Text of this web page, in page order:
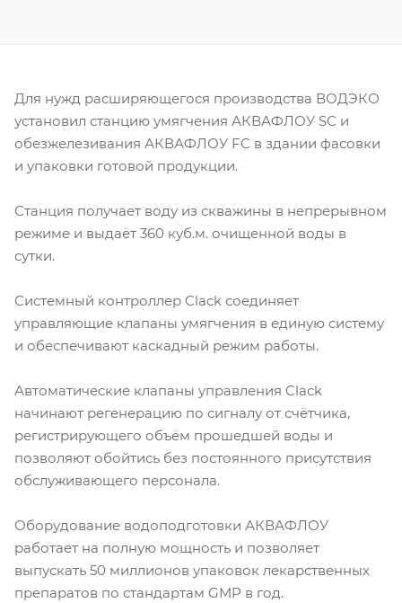
Для нужд расширяющегося производства ВОДЭКО
установил станцию умягчения АКВАФЛОУ SC и
обезжелезивания АКВАФЛОУ FC в здании фасовки
и упаковки готовой продукции.
Станция получает воду из скважины в непрерывном
режиме и выдаёт 360 куб.м. очищенной воды в
сутки.
Системный контроллер Clack соединяет
управляющие клапаны умягчения в единую систему
и обеспечивают каскадный режим работы.
Автоматические клапаны управления Clack
начинают регенерацию по сигналу от счётчика,
регистрирующего объём прошедшей воды и
позволяют обойтись без постоянного присутствия
обслуживающего персонала.
Оборудование водоподготовки АКВАФЛОУ
работает на полную мощность и позволяет
выпускать 50 миллионов упаковок лекарственных
препаратов по стандартам GMP в год.